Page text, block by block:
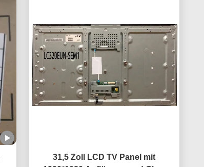
31,5 Zoll LCD TV Panel mit